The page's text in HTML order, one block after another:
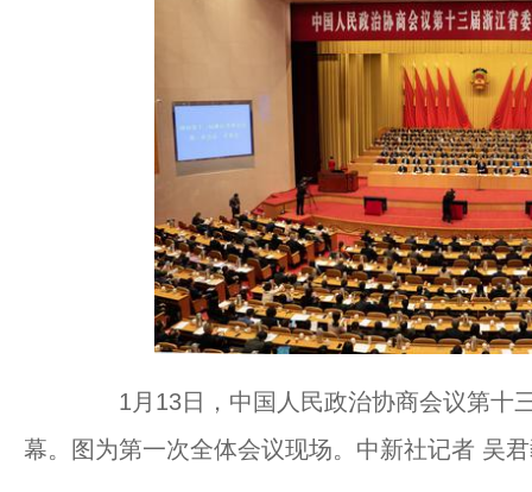
1月13日，中国人民政治协商会议第十
幕。图为第一次全体会议现场。中新社记者 吴